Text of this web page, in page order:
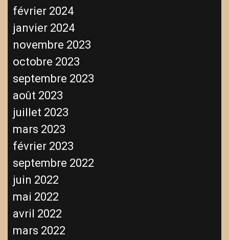
février 2024
janvier 2024
novembre 2023
octobre 2023
septembre 2023
août 2023
juillet 2023
mars 2023
février 2023
septembre 2022
juin 2022
mai 2022
avril 2022
mars 2022